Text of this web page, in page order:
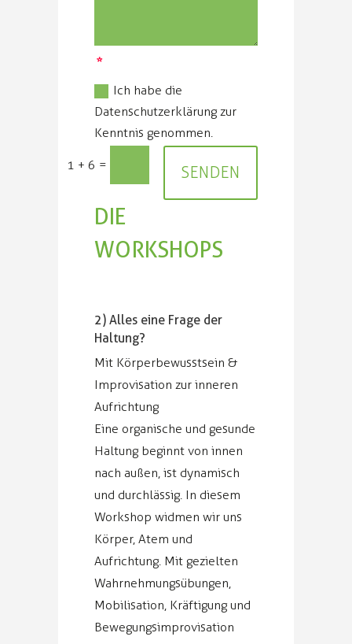
Ich habe die
Datenschutzerklärung zur
Kenntnis genommen.
1 + 6 = SENDEN
DIE
WORKSHOPS
2) ​Alles eine Frage der
Haltung?
Mit Körperbewusstsein &
Improvisation zur inneren
Aufrichtung
Eine organische und gesunde
Haltung beginnt von innen
nach außen, ist dynamisch
und durchlässig. In diesem
Workshop widmen wir uns
Körper, Atem und
Aufrichtung. Mit gezielten
Wahrnehmungsübungen,
Mobilisation, Kräftigung und
Bewegungsimprovisation